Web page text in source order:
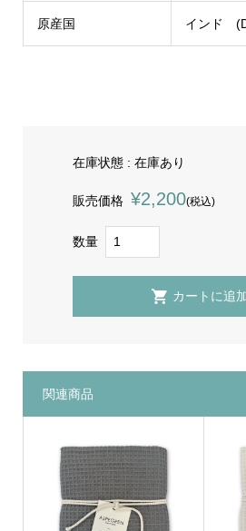
原産国 インド
在庫状態 : 在庫あり
販売価格 ¥2,200(税込)
数量
関連商品